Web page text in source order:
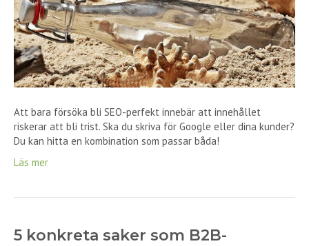
Att bara försöka bli SEO-perfekt innebär att innehållet
riskerar att bli trist. Ska du skriva för Google eller dina kunder?
Du kan hitta en kombination som passar båda!
Läs mer
5 konkreta saker som B2B-